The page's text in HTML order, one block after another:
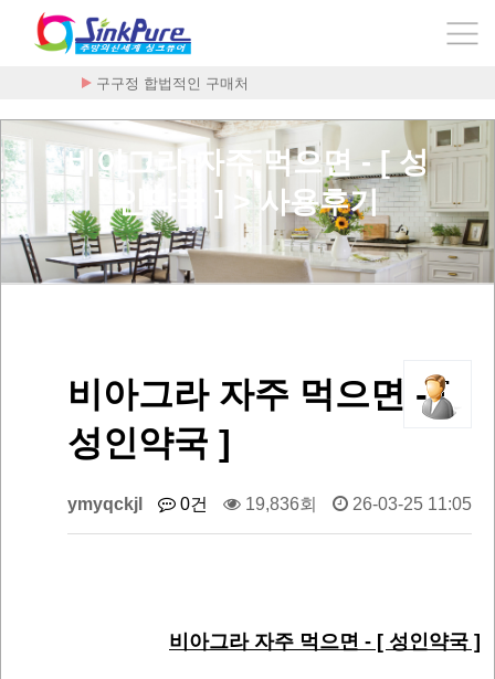
구구정 합법적인 구매처
비아그라 자주 먹으면 - [ 성
인약국 ] > 사용후기
비아그라 자주 먹으면 - [
성인약국 ]
ymyqckjl 0건 19,836회 26-03-25 11:05
비아그라 자주 먹으면 - [ 성인약국 ]